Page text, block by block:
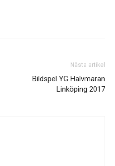
Nästa artikel
Bildspel YG Halvmaran
Linköping 2017